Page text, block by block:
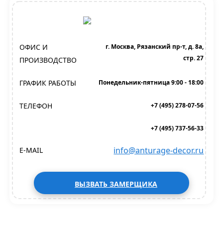
ОФИС И
ПРОИЗВОДСТВО
г. Москва, Рязанский пр-т, д. 8а,
стр. 27
ГРАФИК РАБОТЫ Понедельник-пятница 9:00 - 18:00
ТЕЛЕФОН +7 (495) 278-07-56
+7 (495) 737-56-33
E-MAIL info@anturage-decor.ru
ВЫЗВАТЬ ЗАМЕРЩИКА